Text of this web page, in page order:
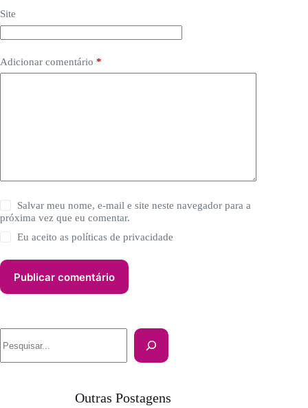
Site
Adicionar comentário *
Salvar meu nome, e-mail e site neste navegador para a
próxima vez que eu comentar.
Eu aceito aspolíticas de privacidade
Publicar comentário
Outras Postagens